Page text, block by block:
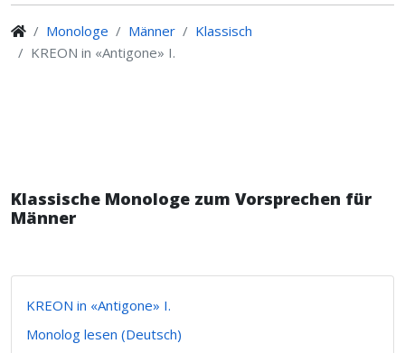
Monologe Männer
Klassisch
KREON in «Antigone» I.
Klassische Monologe zum Vorsprechen für
Männer
KREON in «Antigone» I.
Monolog lesen (Deutsch)